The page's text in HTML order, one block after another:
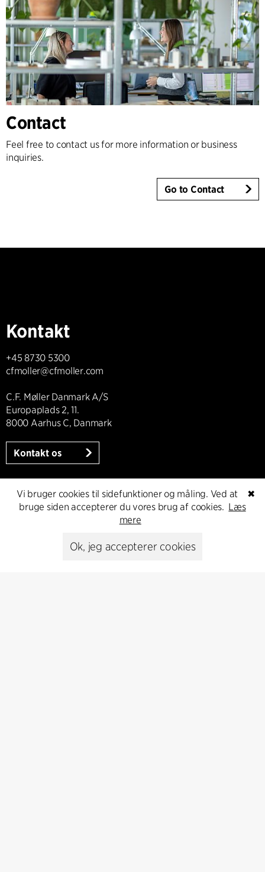
Contact
Feel free to contact us for more information or business
inquiries.
Go to Contact
Kontakt
+45 8730 5300
cfmoller@cfmoller.com
C.F. Møller Danmark A/S
Europaplads 2, 11.
8000 Aarhus C, Danmark
Kontakt os
Presse
Peter Sikker Rasmussen
✖
Vi bruger cookies til sidefunktioner og måling. Ved at
bruge siden accepterer du vores brug af cookies. Læs
mere
Ok, jeg accepterer cookies